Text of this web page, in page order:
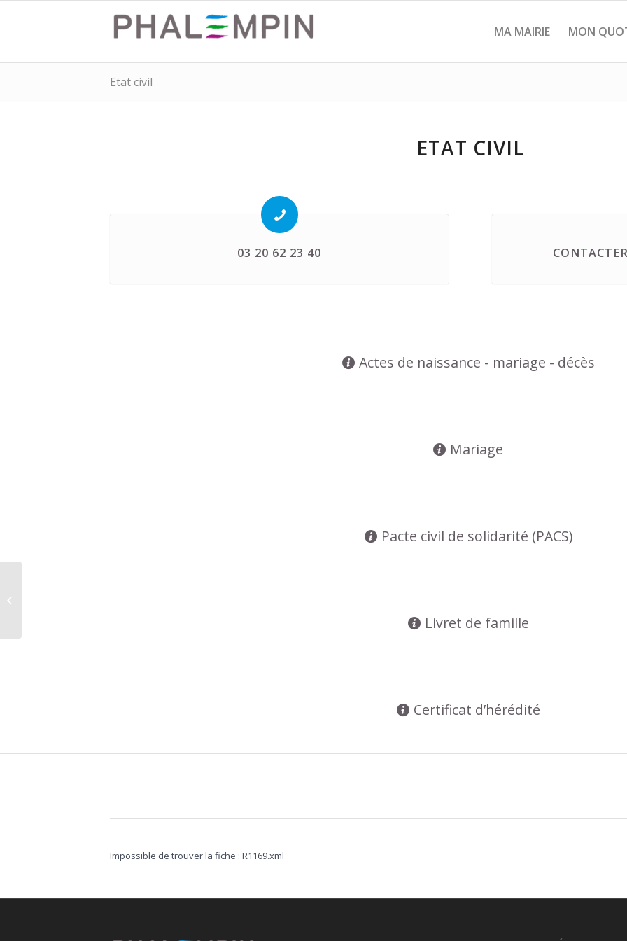
MA MAIRIE MON
Etat civil
ETAT CIVIL
03 20 62 23 40
Actes de naissance - mariage - décès
Mariage
Pacte civil de solidarité (PACS)
Livret de famille
Certificat d’hérédité
Impossible de trouver la fiche : R1169.xml